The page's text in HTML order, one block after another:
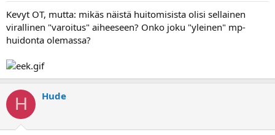
Kevyt OT, mutta: mikäs näistä huitomisista olisi sellainen
virallinen "varoitus" aiheeseen? Onko joku "yleinen" mp-
huidonta olemassa?
H Hude